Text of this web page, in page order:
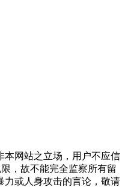
本网站之立场，用户不应信
，故不能完全监察所有留
力或人身攻击的言论，敬请